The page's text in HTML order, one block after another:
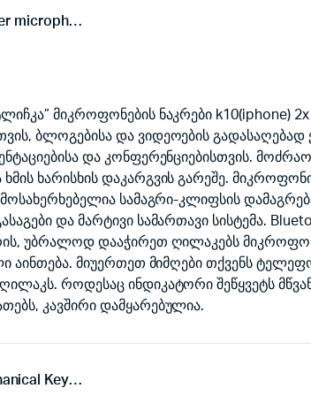
wireless lavalier microphone k9(iphone) 2x
მიკროფონების ნაკრები k10(iphone) 2x
ბლოგებისა და ვიდეოების გადასაღებად
და კონფერენციებისთვის.
ხარისხის დაკარგვის გარეშე.
მოსახერხებელია სამაგრი-კლიფსის
და მარტივი სამართავი სისტემა.
უბრალოდ დააჭირეთ ღილაკებს
აინთება. მიუერთეთ მიმღები თქვენს
როდესაც ინდიკატორი შეწყვეტს
კავშირი დამყარებულია.
Wireless mechanical Keyboard K68